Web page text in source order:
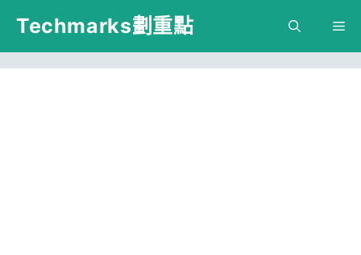
跳
主
Techmarks劃重點